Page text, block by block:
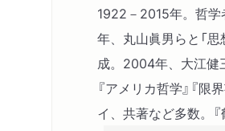
1922－2015年。哲
年、丸山眞男らと「
成。2004年、大江健
『アメリカ哲学』『限
イ、共著など多数。『